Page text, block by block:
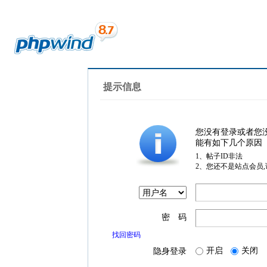
提示信息
您没有登录或者您
能有如下几个原因
1、帖子ID非法
2、您还不是站点会员
密 码
找回密码
隐身登录 开启 关闭